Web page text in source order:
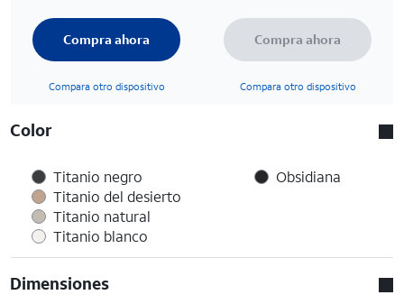
Compra ahora
Compara otro dispositivo
Compra ahora
Compara otro dispositivo
Color
Titanio negro
Titanio del desierto
Titanio natural
Titanio blanco
Obsidiana
Dimensiones